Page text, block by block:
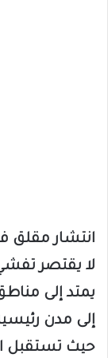
انتشار
لا يقتصر
يمتد إلى
إلى مدن
حيث تستقبل